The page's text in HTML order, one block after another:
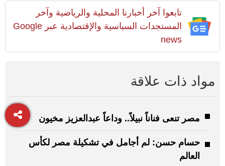
تابعوا آخر أخبارنا المحلية والرياضية وآخر
المستجدات السياسية والإقتصادية عبر Google
news
مواد ذات علاقة
مصر تنعى فناناً نبيلاً.. وداعاً عبدالعزيز مخيون
حسام حسن: لم أجامل في تشكيلة مصر لكأس
العالم